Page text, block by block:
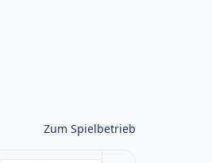
Zum Spielbetrieb